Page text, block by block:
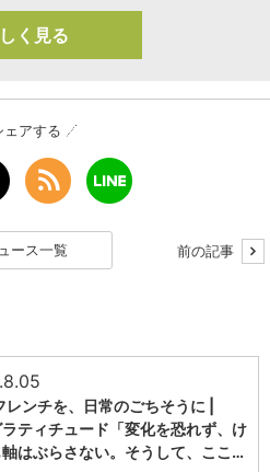
く見る
ェアする
ース一覧 前の記事
レンチを、日常のごちそうに |
ティチュード「変化を恐れず、け
はぶらさない。そうして、ここ…